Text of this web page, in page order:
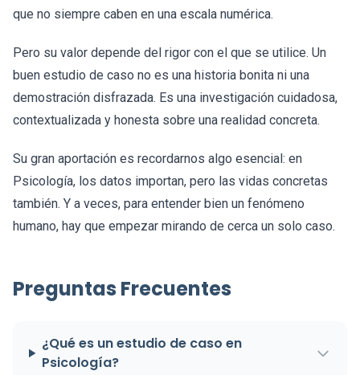
que no siempre caben en una escala numérica.
Pero su valor depende del rigor con el que se utilice. Un
buen estudio de caso no es una historia bonita ni una
demostración disfrazada. Es una investigación cuidadosa,
contextualizada y honesta sobre una realidad concreta.
Su gran aportación es recordarnos algo esencial: en
Psicología, los datos importan, pero las vidas concretas
también. Y a veces, para entender bien un fenómeno
humano, hay que empezar mirando de cerca un solo caso.
Preguntas Frecuentes
¿Qué es un estudio de caso en
Psicología?